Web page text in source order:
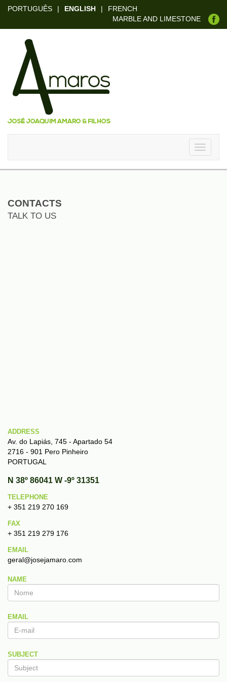
PORTUGUÊS ENGLISH
FRENCH
MARBLE AND LIMESTONE
Toggle
CONTACTS
TALK TO US
ADDRESS
Av. do Lapiás, 745 - Apartado 54
2716 - 901 Pero Pinheiro
PORTUGAL
N 38º 86041 W -9º 31351
TELEPHONE
+ 351 219 270 169
FAX
+ 351 219 279 176
EMAIL
geral@josejamaro.com
NAME
EMAIL
SUBJECT